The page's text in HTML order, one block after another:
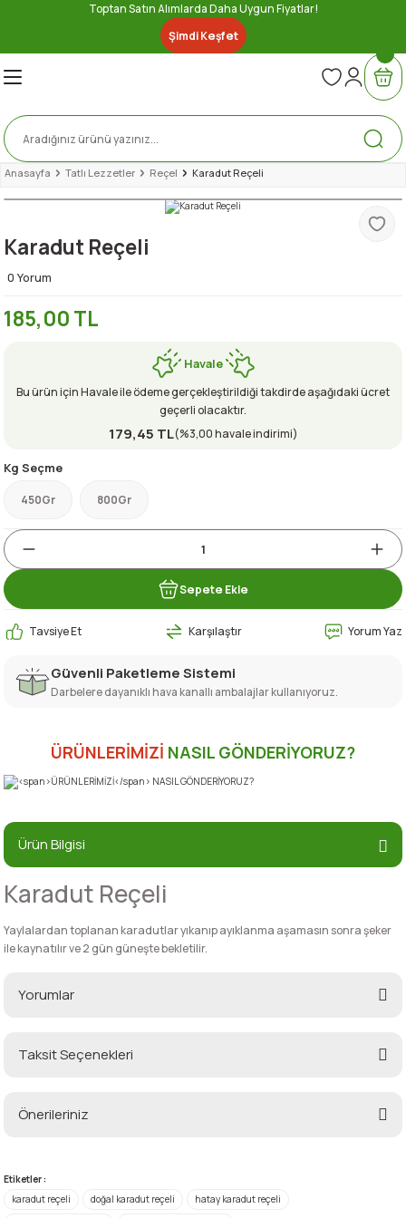
Toptan Satın Alımlarda Daha Uygun Fiyatlar!
Şimdi Keşfet
Geri Dön
Geri Dön
Sosu
Geri Dön
Geri Dön
Geri Dön
Geri Dön
Geri Dön
Geri Dön
Anasayfa Tatlı Lezzetler Reçel Karadut Reçeli
Karadut Reçeli
0 Yorum
185,00 TL
Havale
Bu ürün için Havale ile ödeme gerçekleştirildiği takdirde aşağıdaki ücret
geçerli olacaktır.
179,45 TL(%3,00 havale indirimi)
Kg Seçme
450Gr 800Gr
Sepete Ekle
Tavsiye Et Karşılaştır Yorum Yaz
Güvenli Paketleme Sistemi
Darbelere dayanıklı hava kanallı ambalajlar kullanıyoruz.
ÜRÜNLERİMİZİ NASIL GÖNDERİYORUZ?
Ürün Bilgisi
Karadut Reçeli
Yaylalardan toplanan karadutlar yıkanıp ayıklanma aşamasın sonra şeker
ile kaynatılır ve 2 gün güneşte bekletilir.
Yorumlar
Taksit Seçenekleri
Önerileriniz
yetersiz gördüğünüz noktaları öneri formunu kullanarak tarafımıza
iletebilirsiniz.
Etiketler :
karadut reçeli
doğal karadut reçeli
hatay karadut reçeli